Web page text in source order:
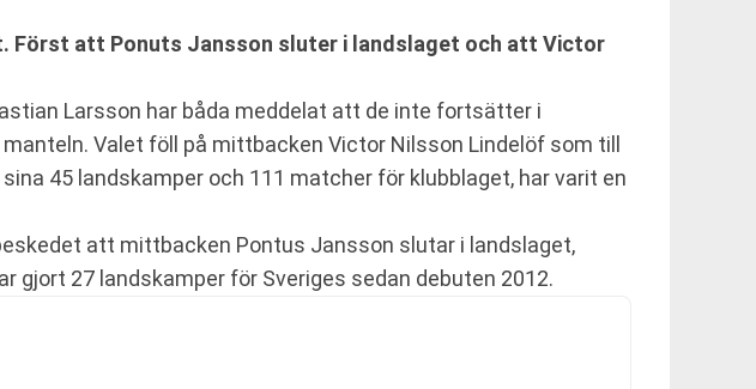
Först att Ponuts Jansson sluter i landslaget och att Victor
Larsson har båda meddelat att de inte fortsätter i
Valet föll på mittbacken Victor Nilsson Lindelöf som till
45 landskamper och 111 matcher för klubblaget, har varit en
att mittbacken Pontus Jansson slutar i landslaget,
gjort 27 landskamper för Sveriges sedan debuten 2012.